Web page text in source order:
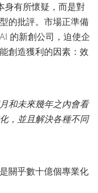
身有所懷疑，而是對
的批評。市場正準備
的新創公司，迫使企
創造獲利的因素：效
和未來幾年之內會看
，並且解決各種不同
關乎數十億個專業化